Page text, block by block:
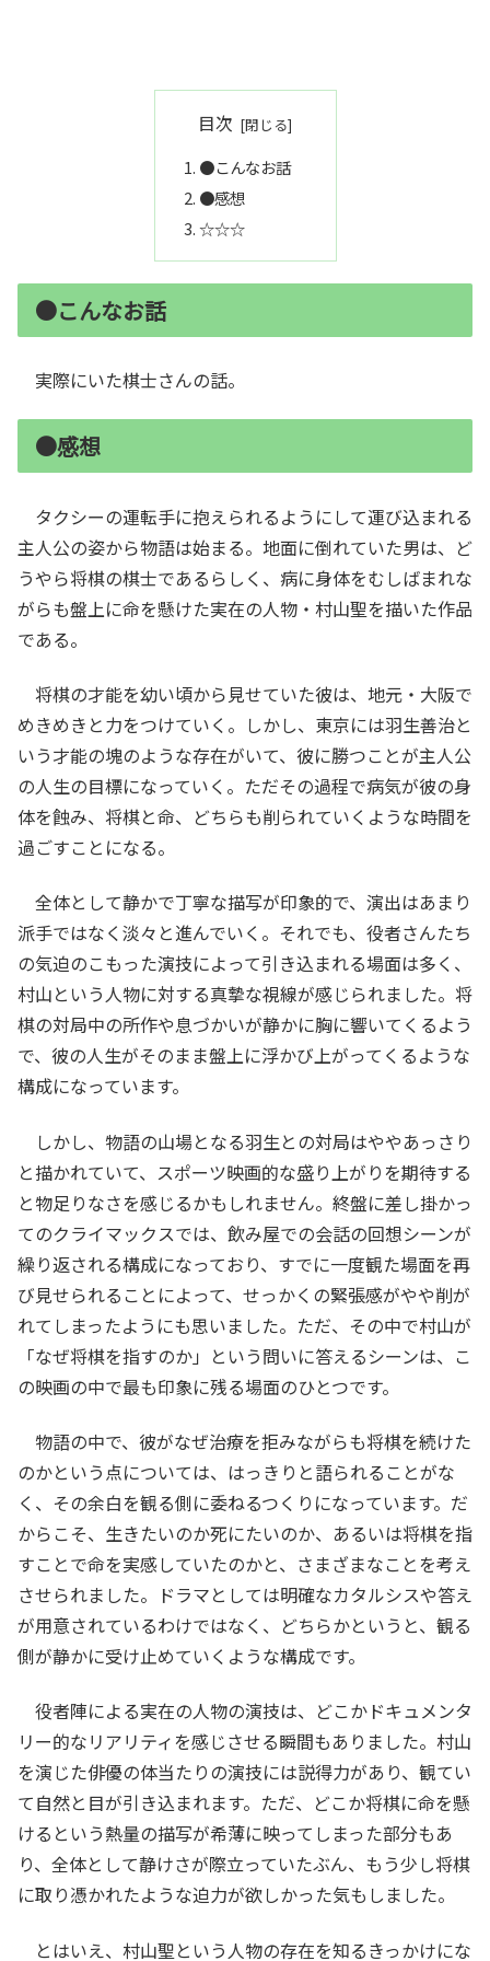
目次
●こんなお話
●感想
☆☆☆
●こんなお話
実際にいた棋士さんの話。
●感想
タクシーの運転手に抱えられるようにして運び込まれる
主人公の姿から物語は始まる。地面に倒れていた男は、ど
うやら将棋の棋士であるらしく、病に身体をむしばまれな
がらも盤上に命を懸けた実在の人物・村山聖を描いた作品
である。
将棋の才能を幼い頃から見せていた彼は、地元・大阪で
めきめきと力をつけていく。しかし、東京には羽生善治と
いう才能の塊のような存在がいて、彼に勝つことが主人公
の人生の目標になっていく。ただその過程で病気が彼の身
体を蝕み、将棋と命、どちらも削られていくような時間を
過ごすことになる。
全体として静かで丁寧な描写が印象的で、演出はあまり
派手ではなく淡々と進んでいく。それでも、役者さんたち
の気迫のこもった演技によって引き込まれる場面は多く、
村山という人物に対する真摯な視線が感じられました。将
棋の対局中の所作や息づかいが静かに胸に響いてくるよう
で、彼の人生がそのまま盤上に浮かび上がってくるような
構成になっています。
しかし、物語の山場となる羽生との対局はややあっさり
と描かれていて、スポーツ映画的な盛り上がりを期待する
と物足りなさを感じるかもしれません。終盤に差し掛かっ
てのクライマックスでは、飲み屋での会話の回想シーンが
繰り返される構成になっており、すでに一度観た場面を再
び見せられることによって、せっかくの緊張感がやや削が
れてしまったようにも思いました。ただ、その中で村山が
「なぜ将棋を指すのか」という問いに答えるシーンは、こ
の映画の中で最も印象に残る場面のひとつです。
物語の中で、彼がなぜ治療を拒みながらも将棋を続けた
のかという点については、はっきりと語られることがな
く、その余白を観る側に委ねるつくりになっています。だ
からこそ、生きたいのか死にたいのか、あるいは将棋を指
すことで命を実感していたのかと、さまざまなことを考え
させられました。ドラマとしては明確なカタルシスや答え
が用意されているわけではなく、どちらかというと、観る
側が静かに受け止めていくような構成です。
役者陣による実在の人物の演技は、どこかドキュメンタ
リー的なリアリティを感じさせる瞬間もありました。村山
を演じた俳優の体当たりの演技には説得力があり、観てい
て自然と目が引き込まれます。ただ、どこか将棋に命を懸
けるという熱量の描写が希薄に映ってしまった部分もあ
り、全体として静けさが際立っていたぶん、もう少し将棋
に取り憑かれたような迫力が欲しかった気もしました。
とはいえ、村山聖という人物の存在を知るきっかけにな